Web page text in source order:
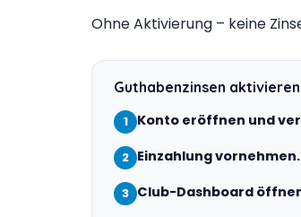
Ohne Aktivierung – keine
Guthabenzinsen
1 Konto eröffnen und
2 Einzahlung vornehmen.
3 Club-Dashboard